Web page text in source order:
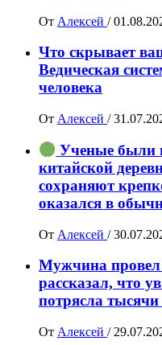
От Алексей /
Что скрывает
Ведическая
человека
От Алексей /
Ученые были
китайской
сохраняют
оказался в
От Алексей /
Мужчина провел
рассказал, что
потрясла
От Алексей /